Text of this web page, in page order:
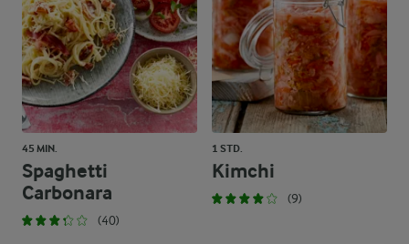
45 MIN.
Spaghetti
Carbonara
(40)
1 STD.
Kimchi
(9)